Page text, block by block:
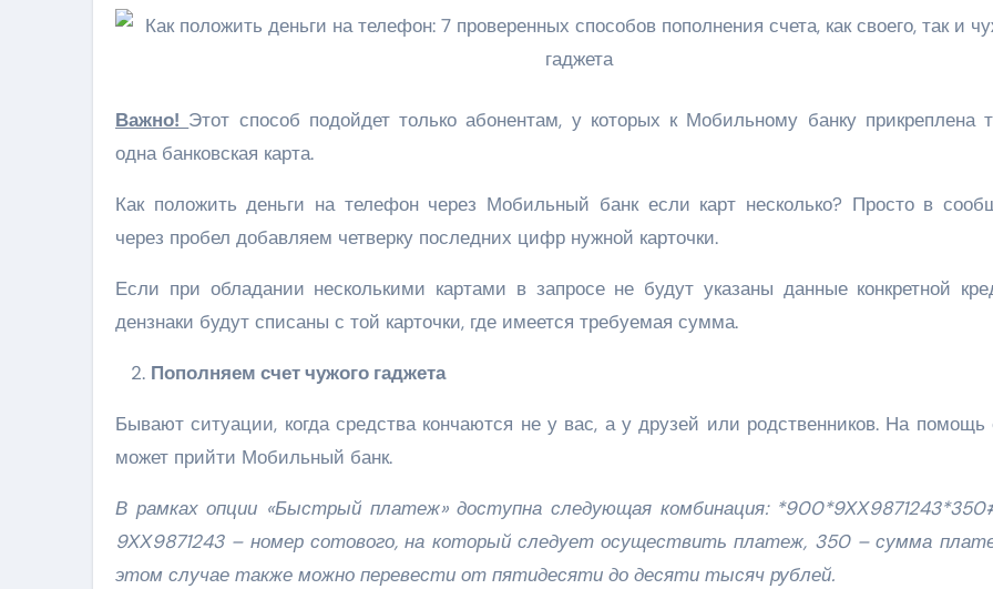
Важно! Этот способ подойдет только абонентам, у которых к Мобильному банку прикреплена
одна банковская карта.
Как положить деньги на телефон через Мобильный банк если карт несколько? Просто в
через пробел добавляем четверку последних цифр нужной карточки.
Если при обладании несколькими картами в запросе не будут указаны данные конкретной
дензнаки будут списаны с той карточки, где имеется требуемая сумма.
Пополняем счет чужого гаджета
Бывают ситуации, когда средства кончаются не у вас, а у друзей или родственников. На помощь
может прийти Мобильный банк.
В рамках опции «Быстрый платеж» доступна следующая комбинация:
9ХХ9871243 – номер сотового, на который следует осуществить платеж, 350 – сумма
этом случае также можно перевести от пятидесяти до десяти тысяч рублей.